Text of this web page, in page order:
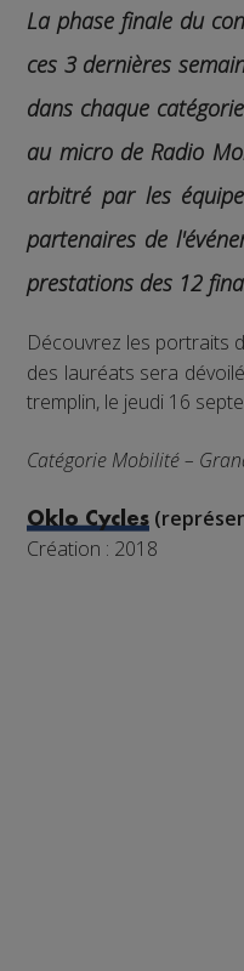
La phase finale du
ces 3 dernières
dans chaque
au micro de Radio
arbitré par les
partenaires de
prestations des 12
Découvrez les portraits
des lauréats sera
tremplin, le jeudi 16
Catégorie Mobilité –
Oklo Cycles
Création : 2018